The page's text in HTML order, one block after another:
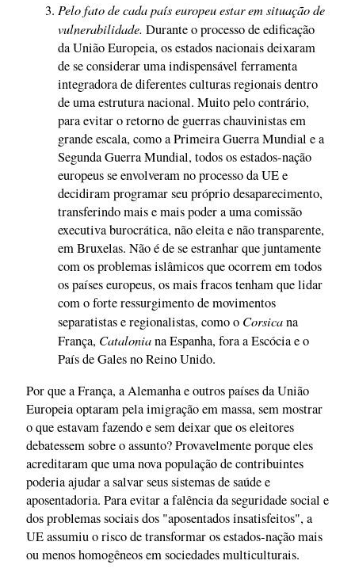
Pelo fato de cada país europeu estar em situação de
vulnerabilidade. Durante o processo de edificação
da União Europeia, os estados nacionais deixaram
de se considerar uma indispensável ferramenta
integradora de diferentes culturas regionais dentro
de uma estrutura nacional. Muito pelo contrário,
para evitar o retorno de guerras chauvinistas em
grande escala, como a Primeira Guerra Mundial e a
Segunda Guerra Mundial, todos os estados-nação
europeus se envolveram no processo da UE e
decidiram programar seu próprio desaparecimento,
transferindo mais e mais poder a uma comissão
executiva burocrática, não eleita e não transparente,
em Bruxelas. Não é de se estranhar que juntamente
com os problemas islâmicos que ocorrem em todos
os países europeus, os mais fracos tenham que lidar
com o forte ressurgimento de movimentos
separatistas e regionalistas, como o Corsicana
França, Cataloniana Espanha, fora a Escócia e o
País de Gales no Reino Unido.
Por que a França, a Alemanha e outros países da União
Europeia optaram pela imigração em massa, sem mostrar
o que estavam fazendo e sem deixar que os eleitores
debatessem sobre o assunto? Provavelmente porque eles
acreditaram que uma nova população de contribuintes
poderia ajudar a salvar seus sistemas de saúde e
aposentadoria. Para evitar a falência da seguridade social e
dos problemas sociais dos "aposentados insatisfeitos", a
UE assumiu o risco de transformar os estados-nação mais
ou menos homogêneos em sociedades multiculturais.